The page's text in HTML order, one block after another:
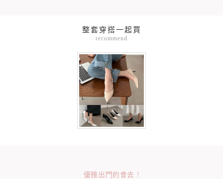
整套穿搭一起買
recommend
優雅出門約會去 !